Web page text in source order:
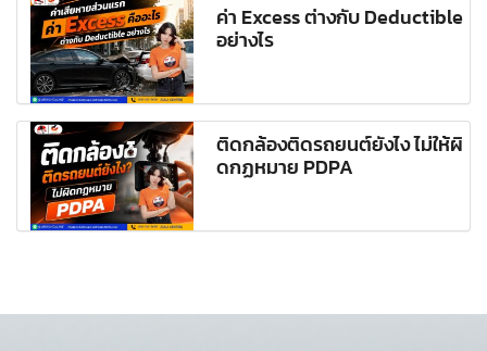
ค่า Excess ต่างกับ Deductible
อย่างไร
ติดกล้องติดรถยนต์ยังไง ไม่ให้ผิ
ดกฏหมาย PDPA